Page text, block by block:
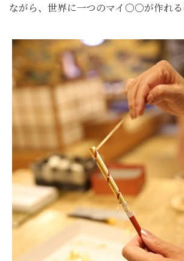
ながら、世界に一つのマイ○○が作れる